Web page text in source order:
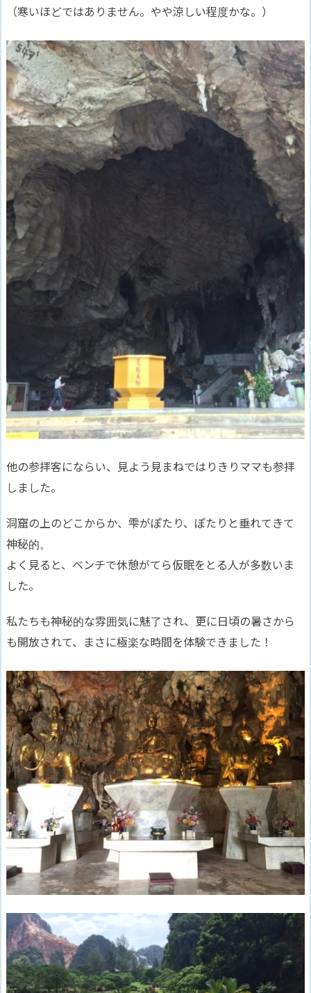
（寒いほどではありません。やや涼しい程度かな。）
他の参拝客にならい、見よう見まねではりきりママも参拝
しました。
洞窟の上のどこからか、雫がぽたり、ぽたりと垂れてきて
神秘的。
よく見ると、ベンチで休憩がてら仮眠をとる人が多数いま
した。
私たちも神秘的な雰囲気に魅了され、更に日頃の暑さから
も開放されて、まさに極楽な時間を体験できました！